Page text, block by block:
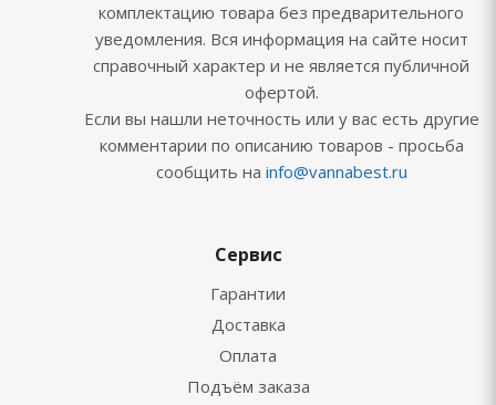
комплектацию товара без предварительного
уведомления. Вся информация на сайте носит
справочный характер и не является публичной
офертой.
Если вы нашли неточность или у вас есть другие
комментарии по описанию товаров - просьба
сообщить на info@vannabest.ru
Сервис
Гарантии
Доставка
Оплата
Подъём заказа